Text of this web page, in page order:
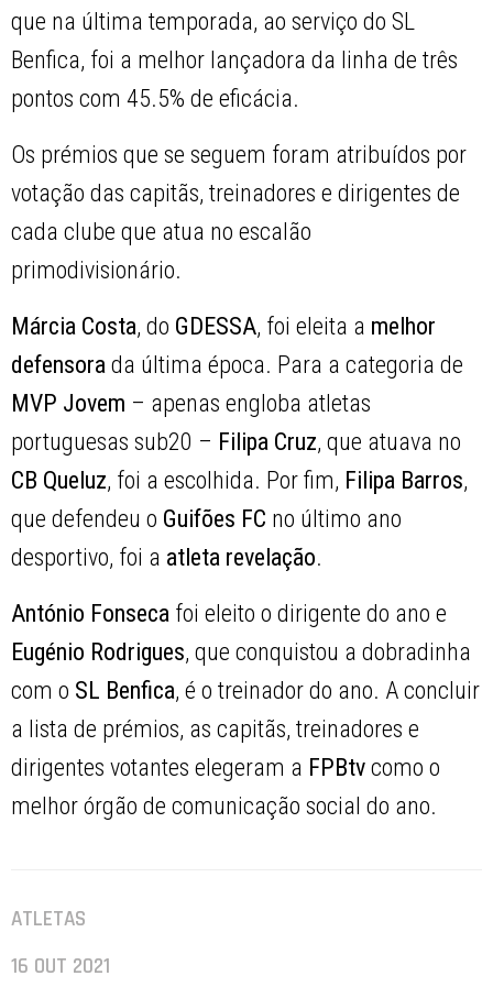
que na última temporada, ao serviço do SL
Benfica, foi a melhor lançadora da linha de três
pontos com 45.5% de eficácia.
Os prémios que se seguem foram atribuídos por
votação das capitãs, treinadores e dirigentes de
cada clube que atua no escalão
primodivisionário.
Márcia Costa, do GDESSA, foi eleita a melhor
defensora da última época. Para a categoria de
MVP Jovem – apenas engloba atletas
portuguesas sub20 – Filipa Cruz, que atuava no
CB Queluz, foi a escolhida. Por fim, Filipa Barros,
que defendeu o Guifões FC no último ano
desportivo, foi a atleta revelação.
António Fonseca foi eleito o dirigente do ano e
Eugénio Rodrigues, que conquistou a dobradinha
com o SL Benfica, é o treinador do ano. A concluir
a lista de prémios, as capitãs, treinadores e
dirigentes votantes elegeram a FPBtv como o
melhor órgão de comunicação social do ano.
ATLETAS
16 OUT 2021